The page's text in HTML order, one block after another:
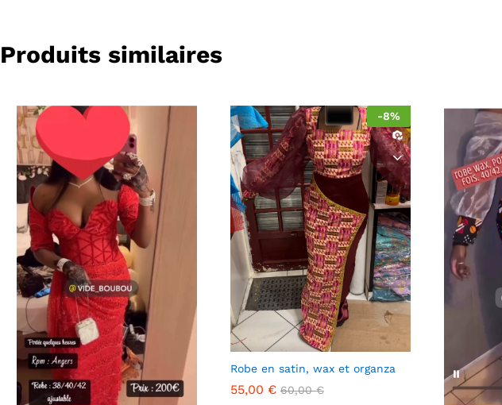
Produits similaires
-8%
Robe en satin, wax et organza
55,00 € 60,00€